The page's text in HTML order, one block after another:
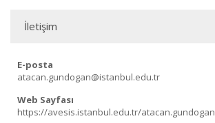
İletişim
E-posta
atacan.gundogan@istanbul.edu.tr
Web Sayfası
https://avesis.istanbul.edu.tr/atacan.gundogan